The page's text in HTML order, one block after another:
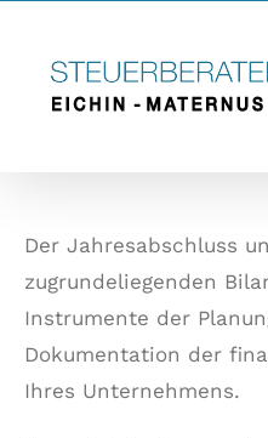
springen
Der Jahresabschluss
zugrundeliegenden
Instrumente der
Dokumentation der
Ihres Unternehmens.